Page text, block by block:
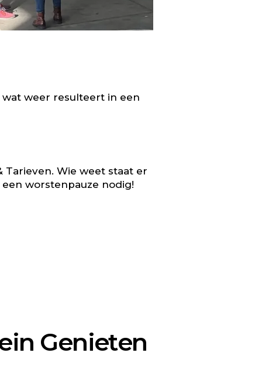
weer resulteert in een
Tarieven. Wie weet staat er
worstenpauze nodig!
Genieten